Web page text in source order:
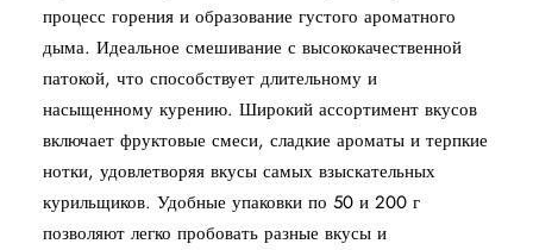
процесс горения и образование густого ароматного
дыма. Идеальное смешивание с высококачественной
патокой, что способствует длительному и
насыщенному курению. Широкий ассортимент вкусов
включает фруктовые смеси, сладкие ароматы и терпкие
нотки, удовлетворяя вкусы самых взыскательных
курильщиков. Удобные упаковки по 50 и 200 г
позволяют легко пробовать разные вкусы и